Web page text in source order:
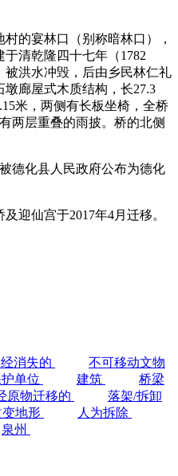
的宴林口（别称暗林口），
清乾隆四十七年（1782
被洪水冲毁，后由乡民林仁礼
廊屋式木质结构，长27.3
米，两侧有长板坐椅，全桥
两层重叠的雨披。桥的北侧
德化县人民政府公布为德化
迎仙宫于2017年4月迁移。
消失的
不可移动文物
单位
建筑
桥梁
原物迁移的
落架/拆卸
变地形
人为拆除
泉州